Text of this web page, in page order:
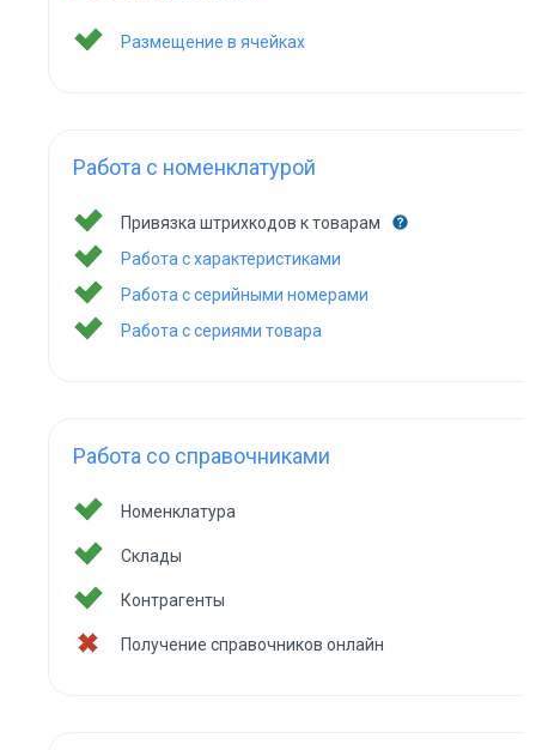
Размещение в ячейках
Работа с номенклатурой
Привязка штрихкодов к товарам
Работа с характеристиками
Работа с серийными номерами
Работа с сериями товара
Работа со справочниками
Номенклатура
Склады
Контрагенты
Получение справочников онлайн